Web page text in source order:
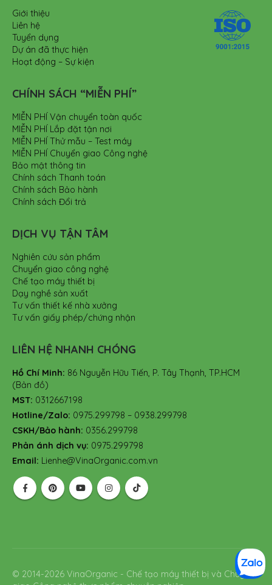
Giới thiệu
Liên hệ
Tuyển dụng
Dự án đã thực hiện
Hoạt động – Sự kiện
CHÍNH SÁCH “MIỄN PHÍ”
MIỄN PHÍ Vận chuyển toàn quốc
MIỄN PHÍ Lắp đặt tận nơi
MIỄN PHÍ Thử mẫu – Test máy
MIỄN PHÍ Chuyển giao Công nghệ
Bảo mật thông tin
Chính sách Thanh toán
Chính sách Bảo hành
Chính sách Đổi trả
DỊCH VỤ TẬN TÂM
Nghiên cứu sản phẩm
Chuyển giao công nghệ
Chế tạo máy thiết bị
Dạy nghề sản xuất
Tư vấn thiết kế nhà xưởng
Tư vấn giấy phép/chứng nhận
LIÊN HỆ NHANH CHÓNG
Hồ Chí Minh: 86 Nguyễn Hữu Tiến, P. Tây Thạnh, TP.HCM
(Bản đồ)
MST: 0312667198
Hotline/Zalo: 0975.299798 – 0938.299798
CSKH/Bảo hành: 0356.299798
Phản ánh dịch vụ: 0975.299798
Email: Lienhe@VinaOrganic.com.vn
© 2014-2026 VinaOrganic - Chế tạo máy thiết bị và Chuyển